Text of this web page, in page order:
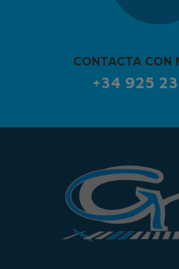
CONTACTA CON
+34 925